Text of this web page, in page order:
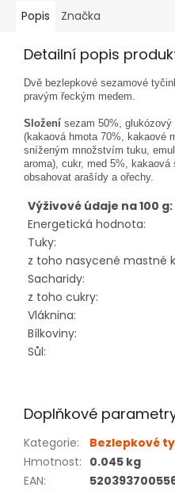
Popis Značka
Detailní popis
Dvě bezlepkové sezamové
pravým řeckým medem.
Složení sezam 50%, glukózový
(kakaová hmota 70%, kakaové
sníženým množstvím tuku,
aroma), cukr, med 5%,
obsahovat arašídy a ořechy.
Výživové údaje na 100 g:
Energetická hodnota:
Tuky:
z toho nasycené mastné
Sacharidy:
z toho cukry:
Vláknina:
Bílkoviny:
Sůl:
Doplňkové
Kategorie:
Bezlepkové
Hmotnost: 0.045 kg
EAN: